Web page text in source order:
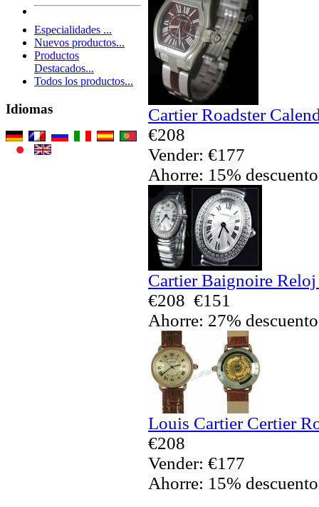
Especialidades ...
Nuevos productos...
Productos
Destacados...
Todos los productos...
Idiomas
Cartier Roadster
€208
Vender: €177
Ahorre: 15% descuento
Cartier Baignoire
€208 €151
Ahorre: 27% descuento
Louis Cartier Certier
€208
Vender: €177
Ahorre: 15% descuento